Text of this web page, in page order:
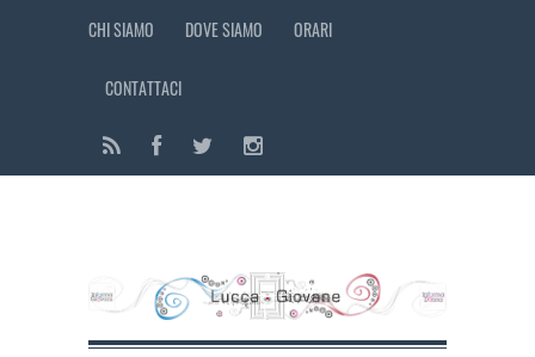
CHI SIAMO DOVE SIAMO ORARI
CONTATTACI